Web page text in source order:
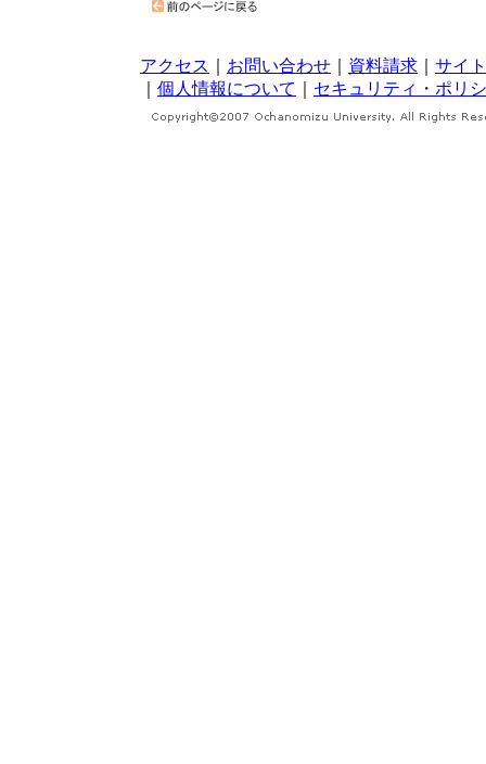
アクセス お問い合わせ 資料請求
サイ
個人情報について セキュリティ・ポリ